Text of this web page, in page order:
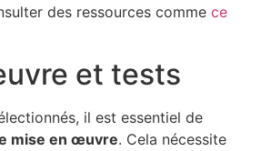
des ressources comme ce
et tests
il est essentiel de
mise en œuvre. Cela nécessite